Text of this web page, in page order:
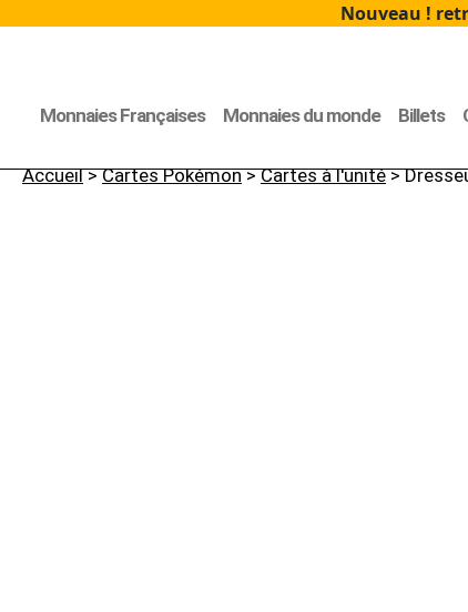
Nouveau !
Monnaies Françaises Monnaies du monde Billets
Accueil>Cartes Pokémon>Cartes à l'unité>